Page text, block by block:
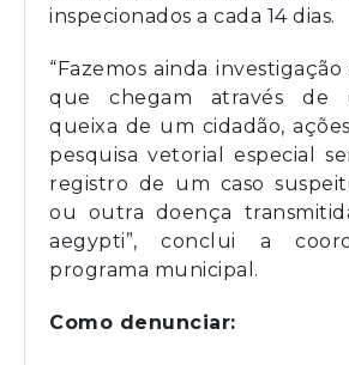
inspecionados a cada 14 dias.
“Fazemos ainda
que chegam através de
queixa de um cidadão,
pesquisa vetorial especial
registro de um caso
ou outra doença
aegypti”, conclui a
programa municipal.
Como denunciar: